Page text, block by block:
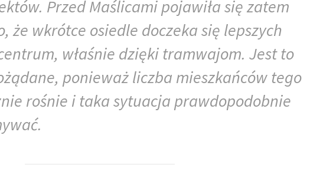
Przed Maślicami pojawiła się zatem
że wkrótce osiedle doczeka się lepszych
właśnie dzięki tramwajom. Jest to
ponieważ liczba mieszkańców tego
rośnie i taka sytuacja prawdopodobnie